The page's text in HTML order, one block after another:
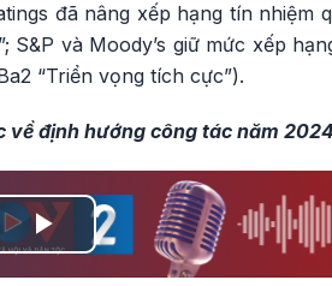
đã nâng xếp hạng tín nhiệm
và Moody’s giữ mức xếp
“Triển vọng tích cực”).
về định hướng công tác năm
Play